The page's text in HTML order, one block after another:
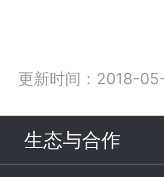
更新时间：2018-
生态与合作